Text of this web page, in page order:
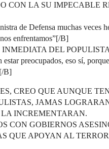
CON LA SU IMPECABLE
de Defensa muchas veces
enfrentamos”[/B]
DEL
preocupados, eso sí,
B]
CREO QUE AUNQUE
JAMAS
LA INCREMENTARAN.
CON GOBIERNOS
QUE APOYAN AL